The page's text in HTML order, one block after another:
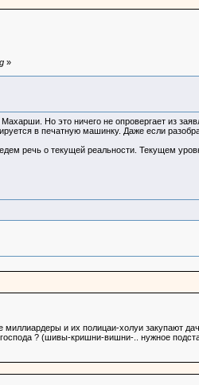
»
Но это ничего не опровергает из
в печатную машинку. Даже если
речь о текущей реальности. Текущем
и их полицаи-холуи закупают
? (шивы-кришни-вишни-.. нужное